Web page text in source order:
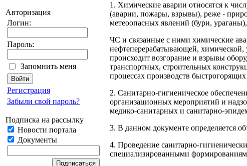
Авторизация
Логин:
Пароль:
Запомнить меня
Регистрация
Забыли свой пароль?
Подписка на рассылку
Новости портала
Документы
1. Химические аварии относятся к
(аварии, пожары, взрывы), реже -
метеоопасных явлений (бури,
ЧС и связанные с ними химические
нефтеперерабатывающей,
происходит возгорание и взрывы
транспортных, строительных
процессах производств
2. Санитарно-гигиеническое
организацион­ных мероприятий и
медико-санитарных и са­нитарно-
3. В данном документе определяется
4. Проведение санитарно-
специализированными